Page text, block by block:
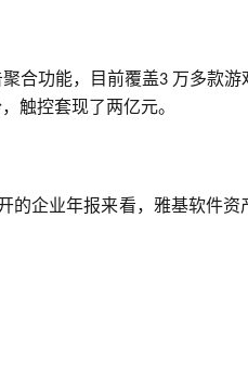
合功能，目前覆盖3 万多款游
触控套现了两亿元。
的企业年报来看，雅基软件资